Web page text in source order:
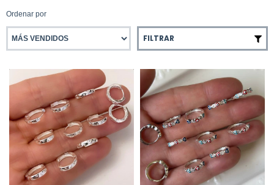
Ordenar por
FILTRAR